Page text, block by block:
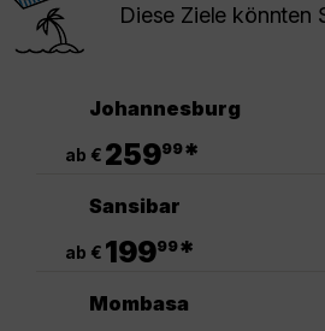
Diese Ziele könnten
Johannesburg
ab € 25999*
Sansibar
ab € 19999*
Mombasa